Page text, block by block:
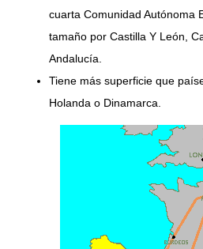
cuarta Comunidad Autónoma
tamaño por Castilla Y León,
Andalucía.
Tiene más superficie que
Holanda o Dinamarca.